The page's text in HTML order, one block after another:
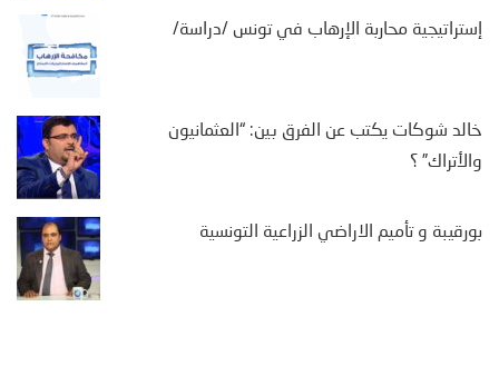
إستراتيجية محاربة الإرهاب في تونس /دراسة/
خالد شوكات يكتب عن الفرق بين: “العثمانيون
والأتراك” ؟
بورقيبة و تأميم الاراضي الزراعية التونسية